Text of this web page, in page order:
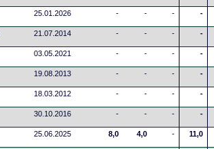
25.01.2026 - - - -
21.07.2014 - - - -
03.05.2021 - - - -
19.08.2013 - - - -
18.03.2012 - - - -
30.10.2016 - - - -
25.06.2025 8,0 4,0 - 11,0